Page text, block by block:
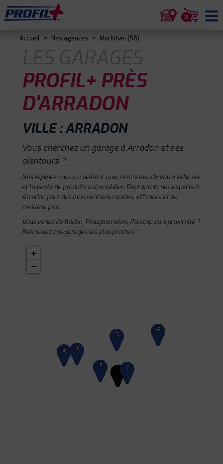
0
Accueil > Nos agences > Morbihan (56)
LES GARAGES
PROFIL+ PRÈS
D'ARRADON
VILLE : ARRADON
Vous cherchez un garage à Arradon et ses
alentours ?
Nos équipes vous accueillent pour l'entretien de votre véhicule
et la vente de produits automobiles. Rencontrez nos experts à
Arradon pour des interventions rapides, efficaces et au
meilleur prix.
Vous venez de Baden, Plougoumelen, Plescop ou à proximité ?
Retrouvez nos garages les plus proches !
1
2
3
4
5
6
+
−